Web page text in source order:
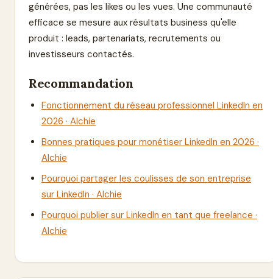
générées, pas les likes ou les vues. Une communauté
efficace se mesure aux résultats business qu'elle
produit : leads, partenariats, recrutements ou
investisseurs contactés.
Recommandation
Fonctionnement du réseau professionnel LinkedIn en
2026 · Alchie
Bonnes pratiques pour monétiser LinkedIn en 2026 ·
Alchie
Pourquoi partager les coulisses de son entreprise
sur LinkedIn · Alchie
Pourquoi publier sur LinkedIn en tant que freelance ·
Alchie